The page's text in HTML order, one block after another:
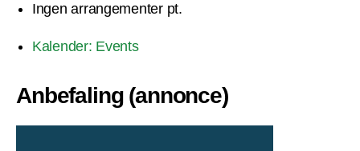
Ingen arrangementer pt.
Kalender: Events
Anbefaling (annonce)